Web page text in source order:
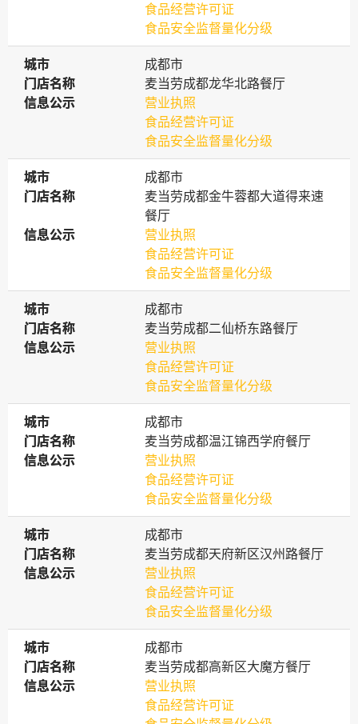
食品经营许可证
食品安全监督量化分级
城市
城市
成都市
门店名称
门店名称
麦当劳成都龙华北路餐厅
信息公示
信息公示
营业执照
食品经营许可证
食品安全监督量化分级
城市
城市
成都市
门店名称
门店名称
麦当劳成都金牛蓉都大道得来速
餐厅
信息公示
信息公示
营业执照
食品经营许可证
食品安全监督量化分级
城市
城市
成都市
门店名称
门店名称
麦当劳成都二仙桥东路餐厅
信息公示
信息公示
营业执照
食品经营许可证
食品安全监督量化分级
城市
城市
成都市
门店名称
门店名称
麦当劳成都温江锦西学府餐厅
信息公示
信息公示
营业执照
食品经营许可证
食品安全监督量化分级
城市
城市
成都市
门店名称
门店名称
麦当劳成都天府新区汉州路餐厅
信息公示
信息公示
营业执照
食品经营许可证
食品安全监督量化分级
城市
城市
成都市
门店名称
门店名称
麦当劳成都高新区大魔方餐厅
信息公示
信息公示
营业执照
食品经营许可证